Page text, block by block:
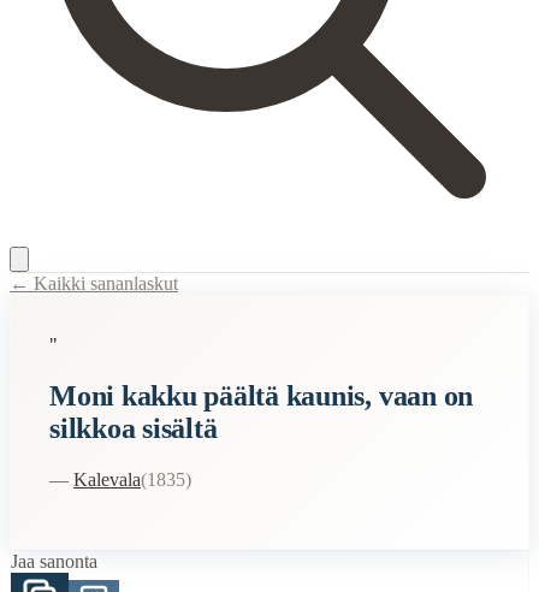
Description:Kuvaa kaunista ulkokuorta, jonka takaa löytyy tyhjiä
Semantic Themes
Suomalaiset
Related Topics
← Kaikki sananlaskut
"
Moni kakku päältä kaunis, vaan on
silkkoa sisältä
— Kalevala(1835)
Jaa sanonta